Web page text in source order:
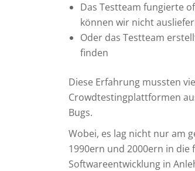
Das Testteam fungierte
können wir nicht
Oder das Testteam
finden
Diese Erfahrung mussten
Crowdtestingplattformen
Bugs.
Wobei, es lag nicht nur am
1990ern und 2000ern in
Softwareentwicklung in